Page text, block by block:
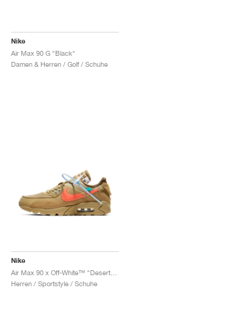
Nike
Air Max 90 G "Black"
Damen & Herren / Golf / Schuhe
Nike
Herren / Sportstyle / Schuhe